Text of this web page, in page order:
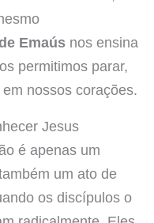
Emaúsnos ensina
permitimos parar,
nossos corações.
Jesus
é apenas um
um ato de
os discípulos o